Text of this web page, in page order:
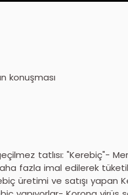
konuşması
tatlısı: "Kerebiç"-
fazla imal edilerek
üretimi ve satışı yapan